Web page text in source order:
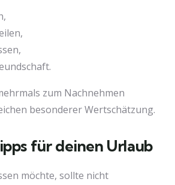
zum Nachnehmen
besonderer Wertschätzung.
für deinen Urlaub
möchte, sollte nicht